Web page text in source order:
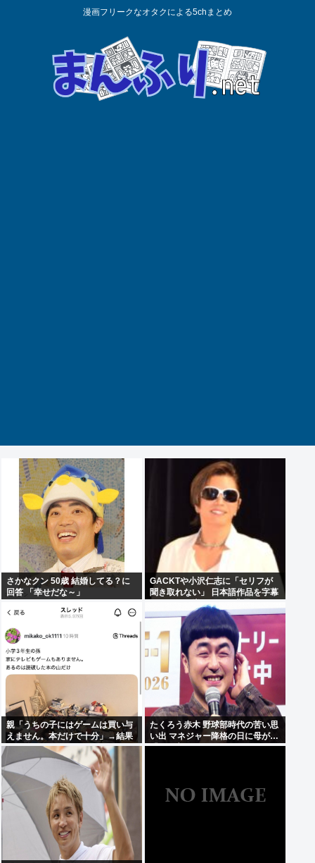
漫画フリークなオタクによる5chまとめ
さかなクン 50歳 結婚してる？に
回答 「幸せだな～」
GACKTや小沢仁志に「セリフが
聞き取れない」 日本語作品を字幕
で見る人が増えている背景
親「うちの子にはゲームは買い与
えません。本だけで十分」→結果
たくろう赤木 野球部時代の苦い思
い出 マネジャー降格の日に母が…
「何も言えなくて」